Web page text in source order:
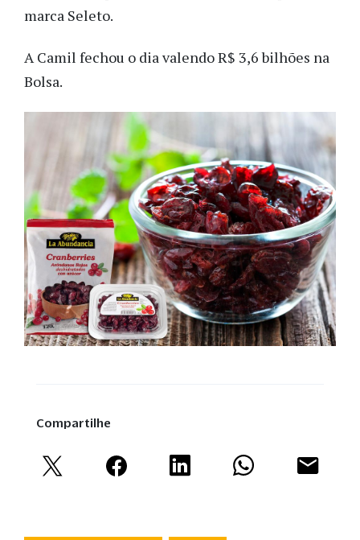
marca Seleto.
A Camil fechou o dia valendo R$ 3,6 bilhões na
Bolsa.
Compartilhe